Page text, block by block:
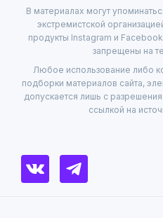
В материалах могут
экстремистской
продукты Instagram и
запрещены на
Любое использование либо
подборки материалов сайта,
допускается лишь с
ссылкой на